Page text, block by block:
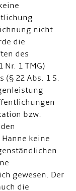
nicht
die
des
Nr. 1 TMG)
(§ 22 Abs. 1 S.
bzw.
keine
gewesen. Der
die